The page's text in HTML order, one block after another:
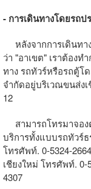
- การเดินทางโดยรถป
หลังจากการเดินทา
ว่า "อาเขต" เราต้องท
ทาง รถทัวร์หรือรถตู้โ
จำกัดอยู่บริเวณขนส่ง
12
สามารถโทรมาจอง
บริการทั้งแบบรถทัวร์
โทรศัพท์. 0-5324-
เชียงใหม่ โทรศัพท์.
4307